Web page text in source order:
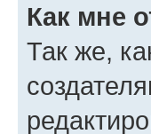
Как мне
Так же,